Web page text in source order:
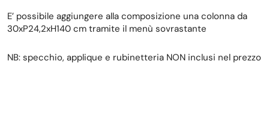
E’ possibile aggiungere alla composizione una colonna da
30xP24,2xH140 cm tramite il menù sovrastante
NB: specchio, applique e rubinetteria NON inclusi nel prezzo